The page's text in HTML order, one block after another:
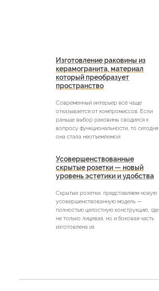
Изготовление раковины из
керамогранита, материал
который преобразует
пространство
Современный интерьер всё чаще
отказывается от компромиссов. Если
раньше выбор раковины сводился к
вопросу функциональности, то сегодня
она стала неотъемлемой
Усовершенствованные
скрытые розетки — новый
уровень эстетики и удобства
Скрытые розетки, представляем новую
усовершенствованную модель —
полностью целостную конструкцию, где
не только лицевая, но и боковая часть
изготовлена из